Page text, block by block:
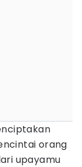
orang
upayamu